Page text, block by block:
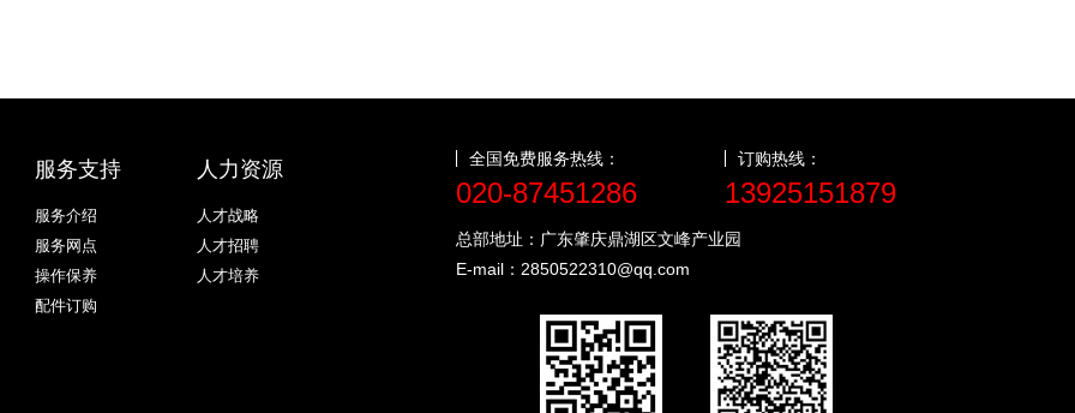
服务支持
服务介绍
服务网点
操作保养
配件订购
人力资源
人才战略
人才招聘
人才培养
全国免费服务热线：
020-87451286
订购热线：
13925151879
总部地址：广东肇庆鼎湖区文峰产业园
E-mail： 2850522310@qq.com